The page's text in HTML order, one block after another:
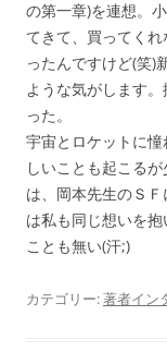
の第一章)を連想。
てきて、買ってく
ったんですけど(笑)
ような気がします
った。
宇宙とロケットに
しいことも起こる
は、岡本先生のＳ
は私も同じ想いを
ことも無い(汗;)
カテゴリー:著者イン